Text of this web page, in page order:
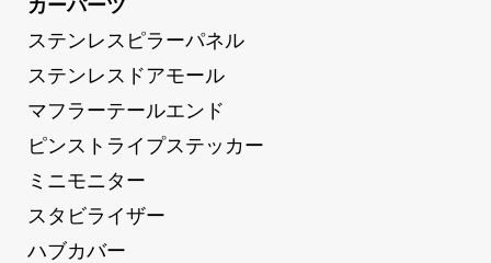
カーパーツ
ステンレスピラーパネル
ステンレスドアモール
マフラーテールエンド
ピンストライプステッカー
ミニモニター
スタビライザー
ハブカバー